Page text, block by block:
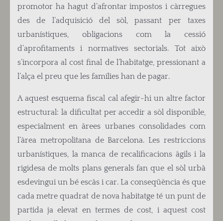
promotor ha hagut d’afrontar impostos i càrregues
des de l’adquisició del sòl, passant per taxes
urbanístiques, obligacions com la cessió
d’aprofitaments i normatives sectorials. Tot això
s’incorpora al cost final de l’habitatge, pressionant a
l’alça el preu que les famílies han de pagar.
A aquest esquema fiscal cal afegir-hi un altre factor
estructural: la dificultat per accedir a sòl disponible,
especialment en àrees urbanes consolidades com
l’àrea metropolitana de Barcelona. Les restriccions
urbanístiques, la manca de recalificacions àgils i la
rigidesa de molts plans generals fan que el sòl urbà
esdevingui un bé escàs i car. La conseqüència és que
cada metre quadrat de nova habitatge té un punt de
partida ja elevat en termes de cost, i aquest cost